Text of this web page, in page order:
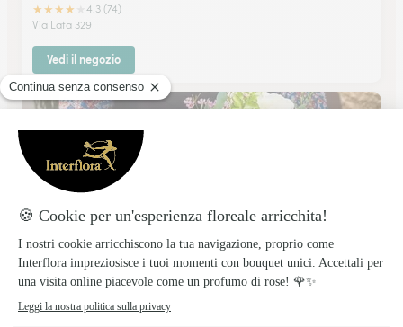
★★★★
4.3 (74)
Via Lata 329
Vedi il negozio
La Flora L. Tramontano
VALMONTONE
Via Casilina 148/150